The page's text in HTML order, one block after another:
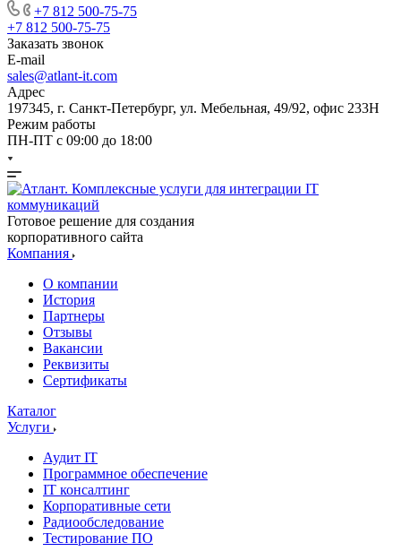
+7 812 500-75-75
+7 812 500-75-75
Заказать звонок
E-mail
sales@atlant-it.com
Адрес
197345, г. Санкт-Петербург, ул. Мебельная, 49/92, офис 233Н
Режим работы
ПН-ПТ с 09:00 до 18:00
Готовое решение для создания
корпоративного сайта
Компания
О компании
История
Партнеры
Отзывы
Вакансии
Реквизиты
Сертификаты
Каталог
Услуги
Аудит IT
Программное обеспечение
IT консалтинг
Корпоративные сети
Радиообследование
Тестирование ПО